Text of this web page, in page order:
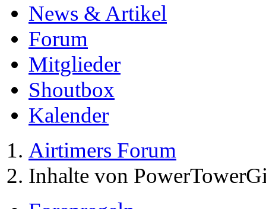
News & Artikel
Forum
Mitglieder
Shoutbox
Kalender
Airtimers Forum
Inhalte von